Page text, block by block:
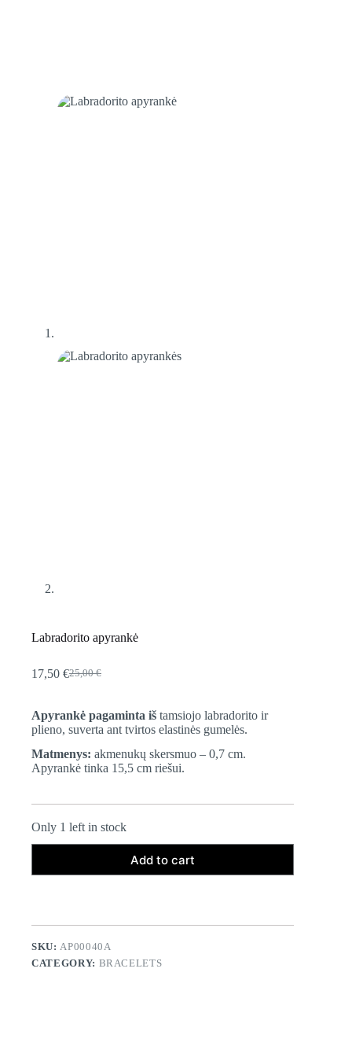
Labradorito apyrankė
25,00€
Original
was:
25,00 €.
17,50 €Current
17,50 €.
Apyrankė pagaminta iš tamsiojo labradorito ir
plieno, suverta ant tvirtos elastinės gumelės.
Matmenys: akmenukų skersmuo – 0,7 cm.
Apyrankė tinka 15,5 cm riešui.
Only 1 left in stock
Add to cart
SKU:AP00040A
CATEGORY: BRACELETS